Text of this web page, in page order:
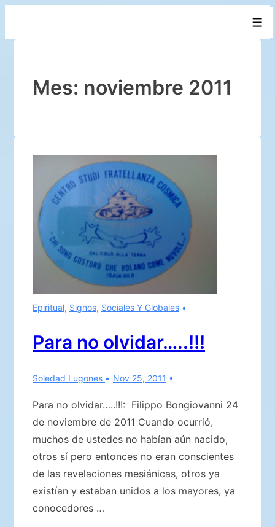
principalMes: noviembre 2011
Epiritual, Signos, Sociales Y Globales
Para no olvidar…..!!!
Soledad Lugones Nov 25, 2011
Para no olvidar…..!!!: Filippo Bongiovanni 24
de noviembre de 2011 Cuando ocurrió,
muchos de ustedes no habían aún nacido,
otros sí pero entonces no eran conscientes
de las revelaciones mesiánicas, otros ya
existían y estaban unidos a los mayores, ya
conocedores …